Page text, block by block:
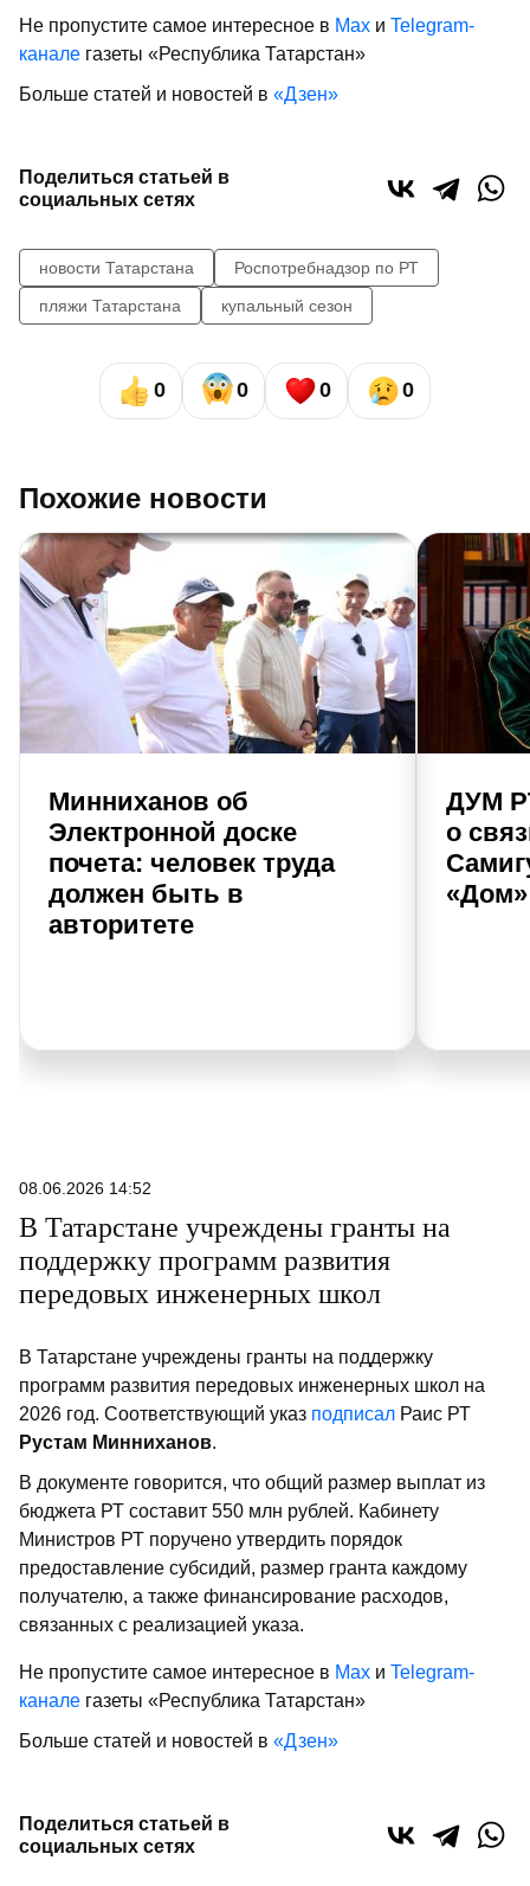
Не пропустите самое интересное в Max и Telegram-
канале газеты «Республика Татарстан»
Больше статей и новостей в «Дзен»
Поделиться статьей в
социальных сетях
новости Татарстана
Роспотребнадзор по РТ
пляжи Татарстана
купальный сезон
0 0 0 0
Похожие новости
Минниханов об
Электронной доске
почета: человек труда
должен быть в
авторитете
ДУМ
о
«Дом»
08.06.2026 14:52
В Татарстане учреждены гранты на
поддержку программ развития
передовых инженерных школ
В Татарстане учреждены гранты на поддержку
программ развития передовых инженерных школ на
2026 год. Соответствующий указ подписал Раис РТ
Рустам Минниханов.
В документе говорится, что общий размер выплат из
бюджета РТ составит 550 млн рублей. Кабинету
Министров РТ поручено утвердить порядок
предоставление субсидий, размер гранта каждому
получателю, а также финансирование расходов,
связанных с реализацией указа.
Не пропустите самое интересное в Max и Telegram-
канале газеты «Республика Татарстан»
Больше статей и новостей в «Дзен»
Поделиться статьей в
социальных сетях